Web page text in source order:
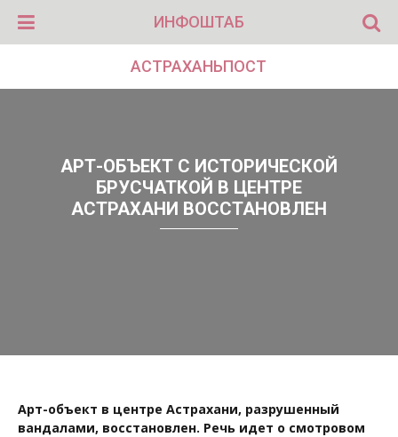
ИНФОШТАБ
АСТРАХАНЬПОСТ
АРТ-ОБЪЕКТ С ИСТОРИЧЕСКОЙ
БРУСЧАТКОЙ В ЦЕНТРЕ
АСТРАХАНИ ВОССТАНОВЛЕН
Арт-объект в центре Астрахани, разрушенный
вандалами, восстановлен. Речь идет о смотровом